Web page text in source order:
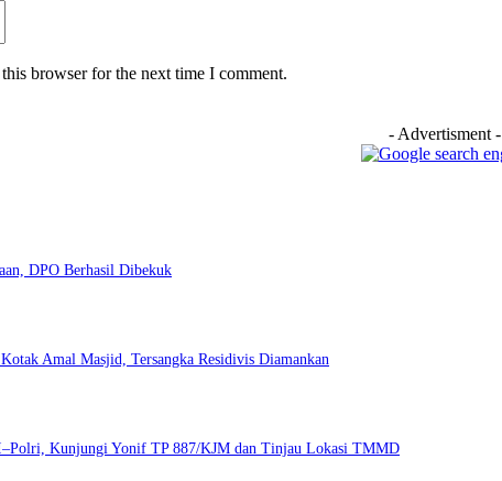
browser for the next time I comment.
- Advertisment -
DPO Berhasil Dibekuk
Amal Masjid, Tersangka Residivis Diamankan
Kunjungi Yonif TP 887/KJM dan Tinjau Lokasi TMMD